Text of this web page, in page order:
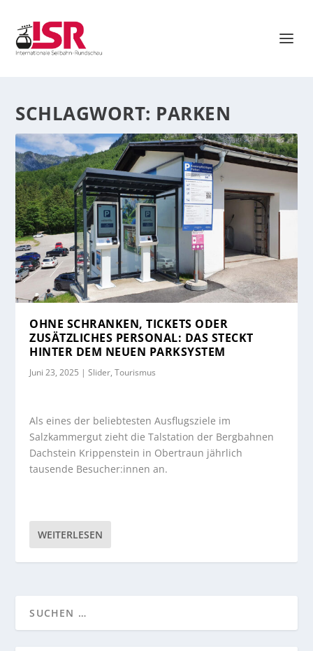
SCHLAGWORT: PARKEN
OHNE SCHRANKEN, TICKETS ODER
ZUSÄTZLICHES PERSONAL: DAS STECKT
HINTER DEM NEUEN PARKSYSTEM
Juni 23, 2025 |Slider,Tourismus
Als eines der beliebtesten Ausflugsziele im
Salzkammergut zieht die Talstation der Bergbahnen
Dachstein Krippenstein in Obertraun jährlich
tausende Besucher:innen an.
WEITERLESEN